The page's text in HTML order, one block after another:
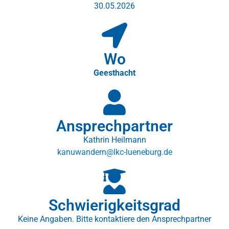
30.05.2026
Wo
Geesthacht
Ansprechpartner
Kathrin Heilmann
kanuwandern@lkc-lueneburg.de
Schwierigkeitsgrad
Keine Angaben. Bitte kontaktiere den Ansprechpartner